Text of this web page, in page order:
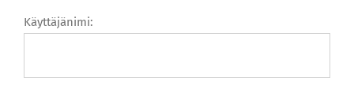
Käyttäjänimi: